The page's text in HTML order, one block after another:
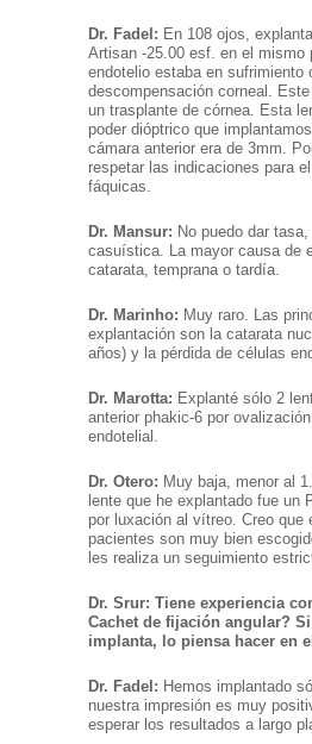
Dr. Fadel: En 108 ojos,
Artisan -25.00 esf. en el mismo
endotelio estaba en sufrimiento
descompensación corneal.
un trasplante de córnea. Esta
poder dióptrico que
cámara anterior era de 3mm.
respetar las indicaciones para
fáquicas.
Dr. Mansur: No puedo dar
casuística. La mayor causa de
catarata, temprana o tardía.
Dr. Marinho: Muy raro. Las
explantación son la catarata
años) y la pérdida de células
Dr. Marotta: Explanté sólo 2
anterior phakic-6 por
endotelial.
Dr. Otero: Muy baja, menor al
lente que he explantado fue un
por luxación al vítreo. Creo que
pacientes son muy bien
les realiza un seguimiento
Dr. Srur: Tiene experiencia
Cachet de fijación angular?
implanta, lo piensa hacer en
Dr. Fadel: Hemos implantado
nuestra impresión es muy
esperar los resultados a largo